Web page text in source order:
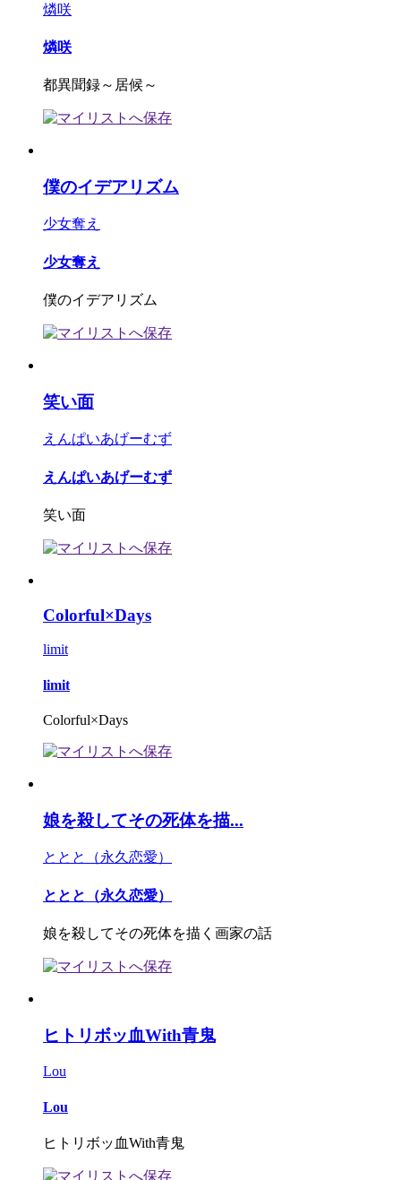
燐咲
燐咲
都異聞録～居候～
僕のイデアリズム
少女奪え
少女奪え
僕のイデアリズム
笑い面
えんぱいあげーむず
えんぱいあげーむず
笑い面
Colorful×Days
limit
limit
Colorful×Days
娘を殺してその死体を描...
ととと（永久恋愛）
ととと（永久恋愛）
娘を殺してその死体を描く画家の話
ヒトリボッ血With青鬼
Lou
Lou
ヒトリボッ血With青鬼